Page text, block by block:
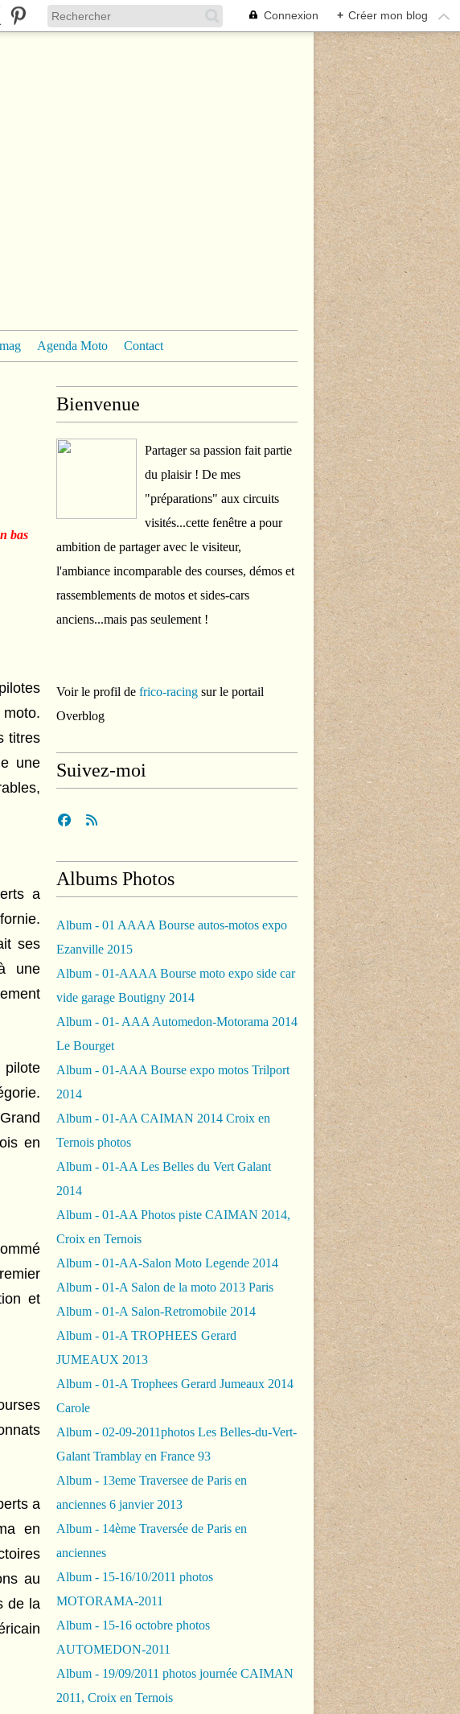
Connexion + Créer mon blog
Agenda Moto Contact
bas
titres
une
a
ses
une
pilote
en
et
a
en
au
de la
Bienvenue
Partager sa passion fait partie
du plaisir ! De mes
"préparations" aux circuits
visités...cette fenêtre a pour
ambition de partager avec le visiteur,
l'ambiance incomparable des courses, démos et
rassemblements de motos et sides-cars
anciens...mais pas seulement !
Voir le profil de frico-racing sur le portail
Overblog
Suivez-moi
Albums Photos
Album - 01 AAAA Bourse autos-motos expo
Ezanville 2015
Album - 01-AAAA Bourse moto expo side car
vide garage Boutigny 2014
Album - 01- AAA Automedon-Motorama 2014
Le Bourget
Album - 01-AAA Bourse expo motos Trilport
2014
Album - 01-AA CAIMAN 2014 Croix en
Ternois photos
Album - 01-AA Les Belles du Vert Galant
2014
Album - 01-AA Photos piste CAIMAN 2014,
Croix en Ternois
Album - 01-AA-Salon Moto Legende 2014
Album - 01-A Salon de la moto 2013 Paris
Album - 01-A Salon-Retromobile 2014
Album - 01-A TROPHEES Gerard
JUMEAUX 2013
Album - 01-A Trophees Gerard Jumeaux 2014
Carole
Album - 02-09-2011photos Les Belles-du-Vert-
Galant Tramblay en France 93
Album - 13eme Traversee de Paris en
anciennes 6 janvier 2013
Album - 14ème Traversée de Paris en
anciennes
Album - 15-16/10/2011 photos
MOTORAMA-2011
Album - 15-16 octobre photos
AUTOMEDON-2011
Album - 19/09/2011 photos journée CAIMAN
2011, Croix en Ternois